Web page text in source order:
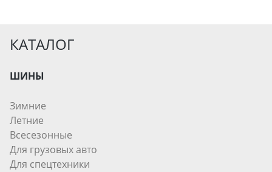
КАТАЛОГ
ШИНЫ
Зимние
Летние
Всесезонные
Для грузовых авто
Для спецтехники